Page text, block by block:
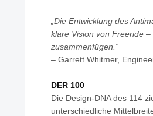
„Die Entwicklung des
klare Vision von Freeride
zusammenfügen.“
– Garrett Whitmer,
DER 100
Die Design-DNA des 114
unterschiedliche